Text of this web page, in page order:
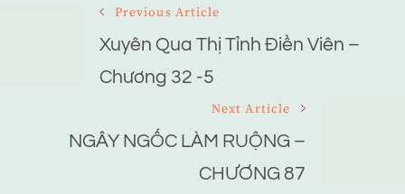
Navigation
Previous Article
Xuyên Qua Thị Tỉnh Điền Viên –
Chương 32 -5
Next Article
NGÂY NGỐC LÀM RUỘNG –
CHƯƠNG 87